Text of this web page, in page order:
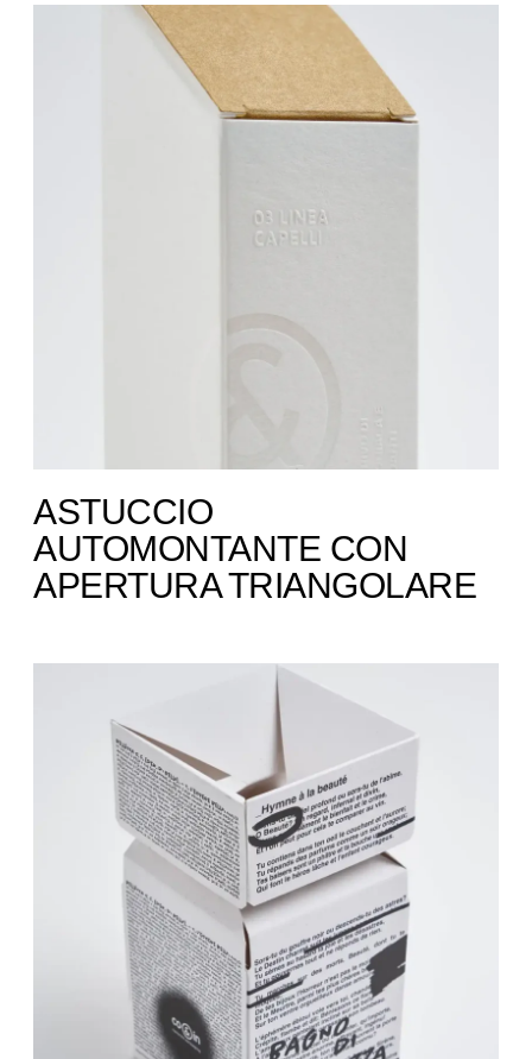
ASTUCCIO
AUTOMONTANTE CON
APERTURA TRIANGOLARE ​